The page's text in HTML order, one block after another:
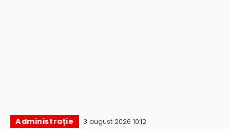
Administrație 3 august 2026 10:12